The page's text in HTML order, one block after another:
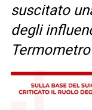
suscitato
degli